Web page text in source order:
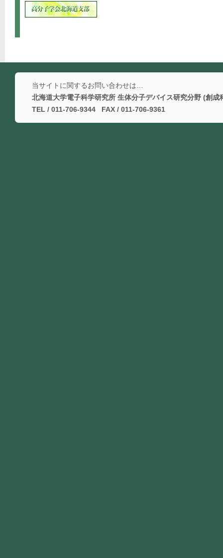
当サイトに関するお問い合わせは…
北海道大学電子科学研究所 生体分子デバイス研究分野 (創成
TEL / 011-706-9344 FAX / 011-706-9361